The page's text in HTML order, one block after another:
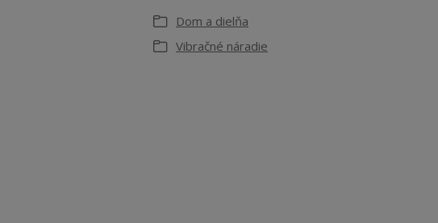
Dom a dielňa
Vibračné náradie